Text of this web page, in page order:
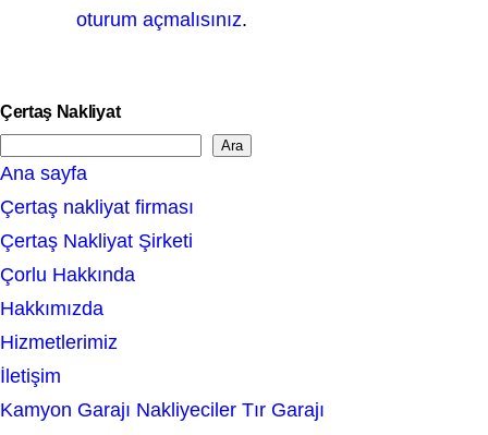
oturum açmalısınız.
Çertaş Nakliyat
e
a
r
c
h
Ara
Ana sayfa
Çertaş nakliyat firması
Çertaş Nakliyat Şirketi
Çorlu Hakkında
Hakkımızda
Hizmetlerimiz
İletişim
Kamyon Garajı Nakliyeciler Tır Garajı